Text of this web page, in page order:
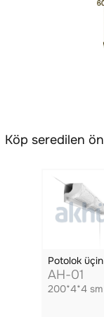
Köp seredilen
Potolok
AH-01
200*4*4 sm